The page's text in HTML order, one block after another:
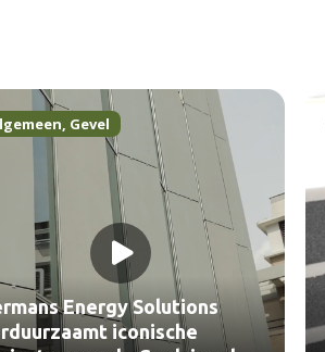
, Gevel
Energy Solutions
iconische